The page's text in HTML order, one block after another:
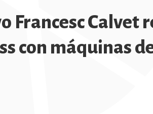
Francesc Calvet
con máquinas